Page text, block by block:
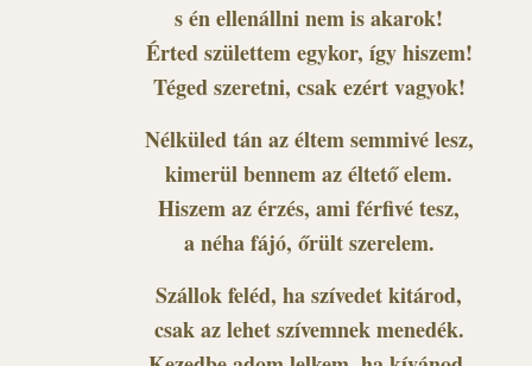
s én ellenállni nem is akarok!
Érted születtem egykor, így hiszem!
Téged szeretni, csak ezért vagyok!
Nélküled tán az éltem semmivé lesz,
kimerül bennem az éltető elem.
Hiszem az érzés, ami férfivé tesz,
a néha fájó, őrült szerelem.
Szállok feléd, ha szívedet kitárod,
csak az lehet szívemnek menedék.